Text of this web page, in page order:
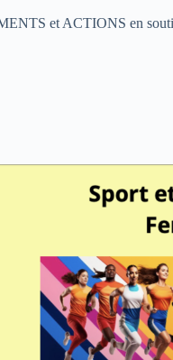
et ACTIONS en